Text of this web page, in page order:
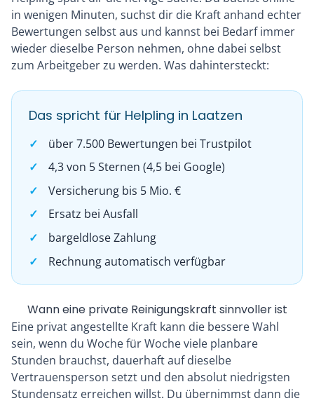
in wenigen Minuten, suchst dir die Kraft anhand echter
Bewertungen selbst aus und kannst bei Bedarf immer
wieder dieselbe Person nehmen, ohne dabei selbst
zum Arbeitgeber zu werden. Was dahintersteckt:
Das spricht für Helpling in Laatzen
über 7.500 Bewertungen bei Trustpilot
4,3 von 5 Sternen (4,5 bei Google)
Versicherung bis 5 Mio. €
Ersatz bei Ausfall
bargeldlose Zahlung
Rechnung automatisch verfügbar
Wann eine private Reinigungskraft sinnvoller ist
Eine privat angestellte Kraft kann die bessere Wahl
sein, wenn du Woche für Woche viele planbare
Stunden brauchst, dauerhaft auf dieselbe
Vertrauensperson setzt und den absolut niedrigsten
Stundensatz erreichen willst. Du übernimmst dann die